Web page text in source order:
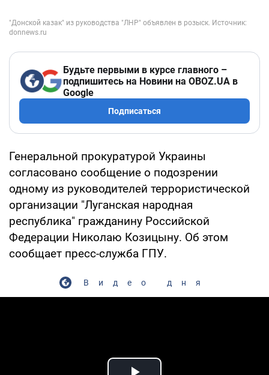
Будьте первыми в курсе главного –
подпишитесь на Новини на OBOZ.UA в
Google
Подписаться
Генеральной прокуратурой Украины
согласовано сообщение о подозрении
одному из руководителей террористической
организации "Луганская народная
республика" гражданину Российской
Федерации Николаю Козицыну. Об этом
сообщает пресс-служба ГПУ.
Видео дня